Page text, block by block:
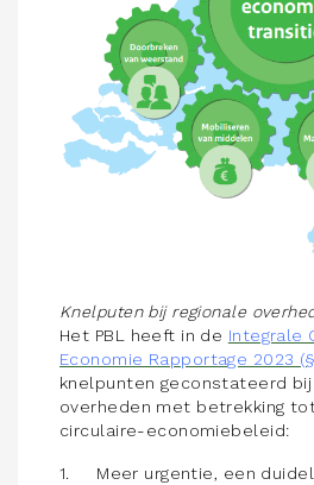
Knelputen bij regionale
Het PBL heeft in de Integrale
Economie Rapportage 2023
knelpunten geconstateerd
overheden met betrekking
circulaire-economiebeleid:
1. Meer urgentie, een